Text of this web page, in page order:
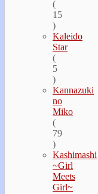
(
15
)
Kaleido
Star
(
5
)
Kannazuki
no
Miko
(
79
)
Kashimashi
~Girl
Meets
Girl~